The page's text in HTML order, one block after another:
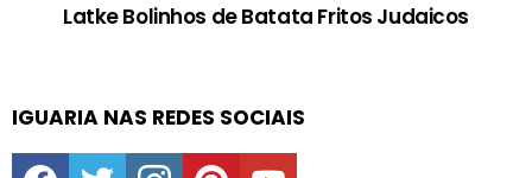
Latke Bolinhos de Batata Fritos Judaicos
IGUARIA NAS REDES SOCIAIS
facebooktwitter instagrampinterestyoutube